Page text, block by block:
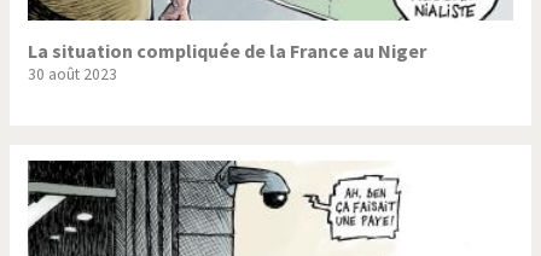
La situation compliquée de la France au Niger
30 août 2023